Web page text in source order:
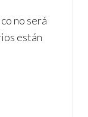
no será
están